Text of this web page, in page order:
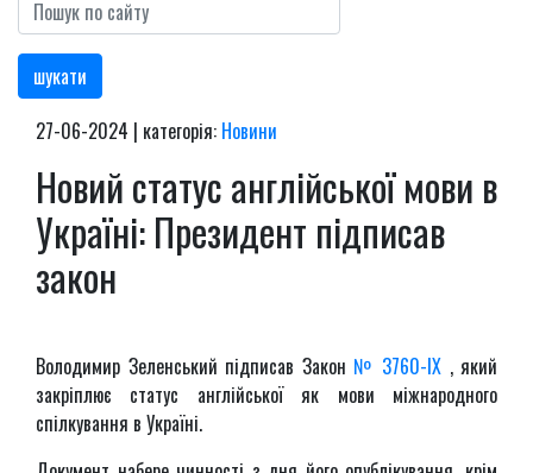
шукати
27-06-2024 | категорія: Новини
Новий статус англійської мови в
Україні: Президент підписав
закон
Володимир Зеленський підписав Закон № 3760-IX , який
закріплює статус англійської як мови міжнародного
спілкування в Україні.